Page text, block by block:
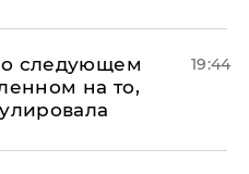
следующем
на то,
19:44